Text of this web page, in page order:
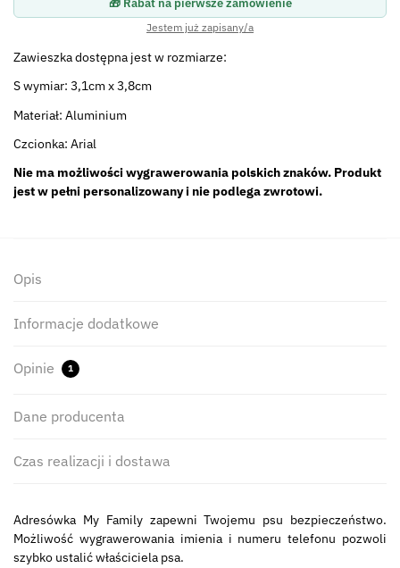
🎁 Rabat na pierwsze zamówienie
Jestem już zapisany/a
Zawieszka dostępna jest w rozmiarze:
S wymiar: 3,1cm x 3,8cm
Materiał: Aluminium
Czcionka: Arial
Nie ma możliwości wygrawerowania polskich znaków. Produkt
jest w pełni personalizowany i nie podlega zwrotowi.
Opis
Informacje dodatkowe
Opinie 1
Dane producenta
Czas realizacji i dostawa
Adresówka My Family zapewni Twojemu psu bezpieczeństwo.
Możliwość wygrawerowania imienia i numeru telefonu pozwoli
szybko ustalić właściciela psa.